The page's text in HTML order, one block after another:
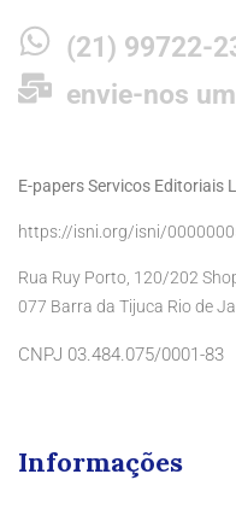
(21) 99722-
envie-nos
E-papers Servicos Editoriais
https://isni.org/isni/
Rua Ruy Porto, 120/202
077 Barra da Tijuca Rio de
CNPJ 03.484.075/0001-83
Informações